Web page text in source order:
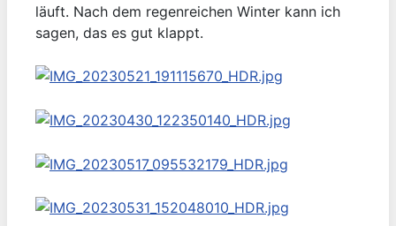
läuft. Nach dem regenreichen Winter kann ich
sagen, das es gut klappt.